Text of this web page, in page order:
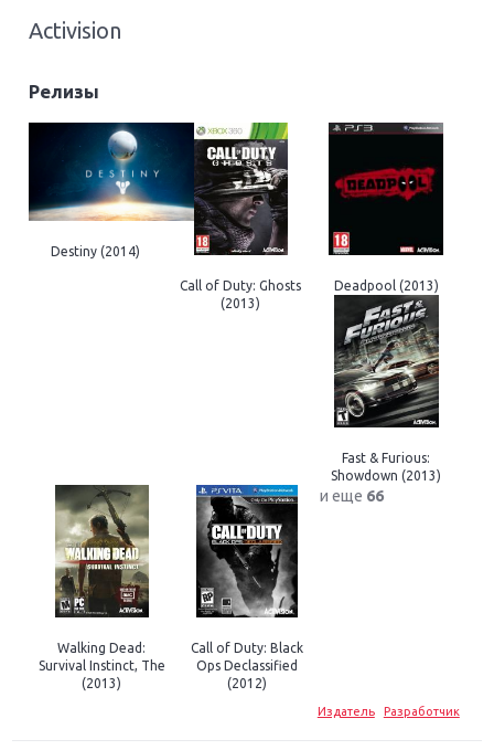
Activision
Релизы
Destiny (2014)
Call of Duty: Ghosts
(2013)
Deadpool (2013)
Fast & Furious:
Showdown (2013)
Walking Dead:
Survival Instinct, The
(2013)
Call of Duty: Black
Ops Declassified
(2012)
и еще 66
Издатель Разработчик